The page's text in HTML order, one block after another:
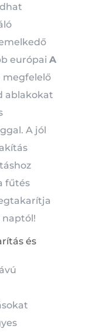
európai A
megfelelő
ablakokat
A jól
fűtés
naptól!
és